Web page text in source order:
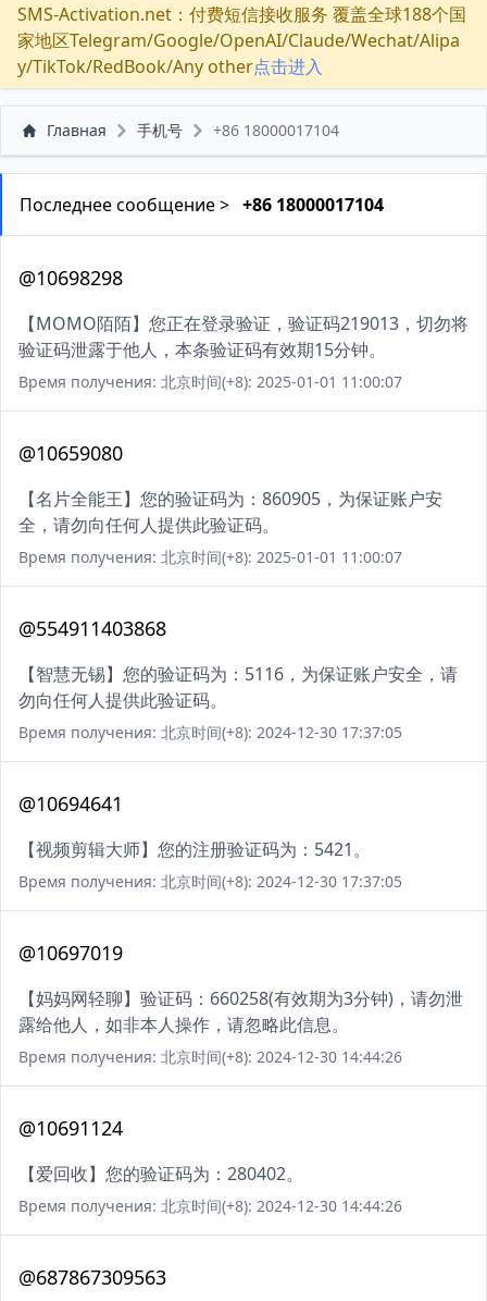
SMS-Activation.net：付费短信接收服务 覆盖全球188个国
家地区Telegram/Google/OpenAI/Claude/Wechat/Alipa
y/TikTok/RedBook/Any other点击进入
Главная 手机号 +86 18000017104
Последнее сообщение > +86 18000017104
@10698298
【MOMO陌陌】您正在登录验证，验证码219013，切勿将
验证码泄露于他人，本条验证码有效期15分钟。
Время получения: 北京时间(+8): 2025-01-01 11:00:07
@10659080
【名片全能王】您的验证码为：860905，为保证账户安
全，请勿向任何人提供此验证码。
Время получения: 北京时间(+8): 2025-01-01 11:00:07
@554911403868
【智慧无锡】您的验证码为：5116，为保证账户安全，请
勿向任何人提供此验证码。
Время получения: 北京时间(+8): 2024-12-30 17:37:05
@10694641
【视频剪辑大师】您的注册验证码为：5421。
Время получения: 北京时间(+8): 2024-12-30 17:37:05
@10697019
【妈妈网轻聊】验证码：660258(有效期为3分钟)，请勿泄
露给他人，如非本人操作，请忽略此信息。
Время получения: 北京时间(+8): 2024-12-30 14:44:26
@10691124
【爱回收】您的验证码为：280402。
Время получения: 北京时间(+8): 2024-12-30 14:44:26
@687867309563